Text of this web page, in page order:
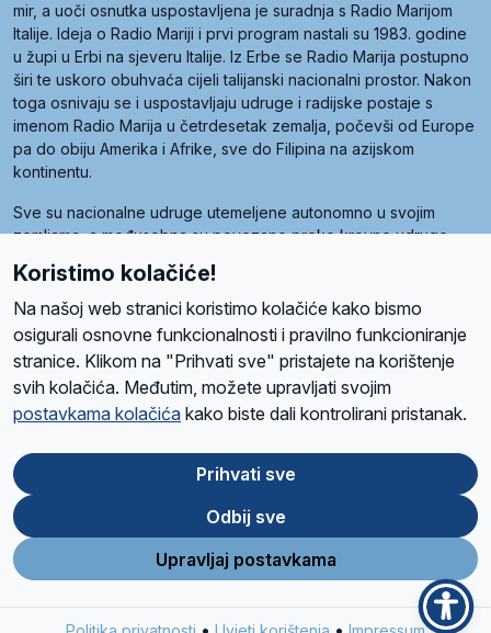
mir, a uoči osnutka uspostavljena je suradnja s Radio Marijom
Italije. Ideja o Radio Mariji i prvi program nastali su 1983. godine
u župi u Erbi na sjeveru Italije. Iz Erbe se Radio Marija postupno
širi te uskoro obuhvaća cijeli talijanski nacionalni prostor. Nakon
toga osnivaju se i uspostavljaju udruge i radijske postaje s
imenom Radio Marija u četrdesetak zemalja, počevši od Europe
pa do obiju Amerika i Afrike, sve do Filipina na azijskom
kontinentu.
Sve su nacionalne udruge utemeljene autonomno u svojim
zemljama, a međusobna su povezane preko krovne udruge
Radio Maria). Svjetsku obitelj utemeljilo je sedam članica, među
kojima je i hrvatska Udruga Radio Marija.
O namaRadio ProgramVolonteriPrijateljiKontaktPravila privatnosti
Ova stranica je zaštićena Google reCAPTCHA sustavom
Store
Google
Play
Koristimo kolačiće!
Na našoj web stranici koristimo kolačiće kako bismo
osigurali osnovne funkcionalnosti i pravilno funkcioniranje
stranice. Klikom na "Prihvati sve" pristajete na korištenje
svih kolačića. Međutim, možete upravljati svojim
postavkama kolačića kako biste dali kontrolirani pristanak.
Prihvati sve
Odbij sve
Upravljaj postavkama